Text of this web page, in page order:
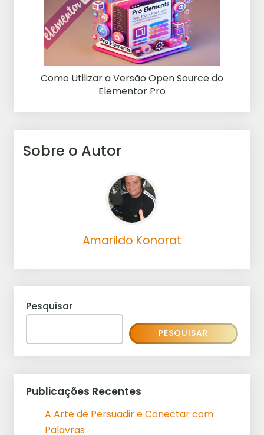
Como Utilizar a Versão Open Source do
Elementor Pro
Sobre o Autor
Amarildo Konorat
Pesquisar
PESQUISAR
Publicações Recentes
A Arte de Persuadir e Conectar com
Palavras